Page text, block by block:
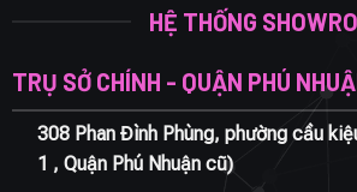
HỆ THỐNG
TRỤ SỞ CHÍNH - QUẬN PHÚ
308 Phan Đình Phùng, phường cầu
1 , Quận Phú Nhuận cũ)